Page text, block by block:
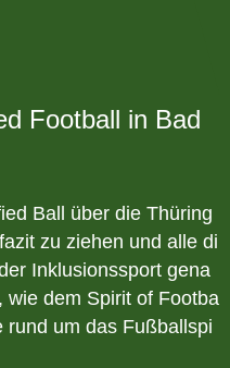
Football in Bad
Ball über die Thüring
zu ziehen und alle di
Inklusionssport gena
wie dem Spirit of Footba
rund um das Fußballspi